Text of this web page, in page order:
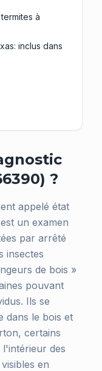
à
inclus dans
?
appelé état
un examen
par arrêté
insectes
de bois »
pouvant
Ils se
dans le bois et
certains
l'intérieur des
en